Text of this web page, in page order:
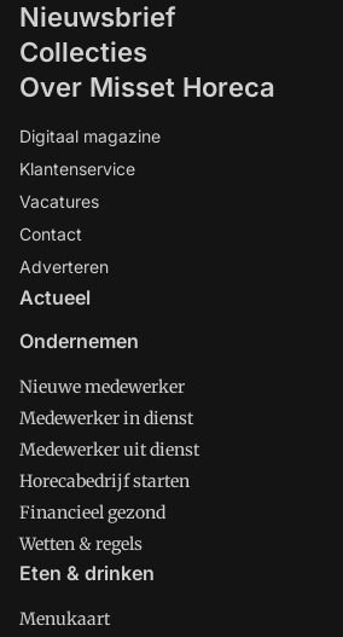
Nieuwsbrief
Collecties
Over Misset Horeca
Digitaal magazine
Klantenservice
Vacatures
Contact
Adverteren
Actueel
Ondernemen
Nieuwe medewerker
Medewerker in dienst
Medewerker uit dienst
Horecabedrijf starten
Financieel gezond
Wetten & regels
Eten & drinken
Menukaart